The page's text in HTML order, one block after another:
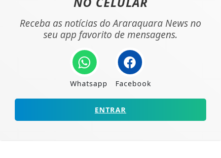
Receba as notícias do Araraquara News no
seu app favorito de mensagens.
Whatsapp Facebook
ENTRAR